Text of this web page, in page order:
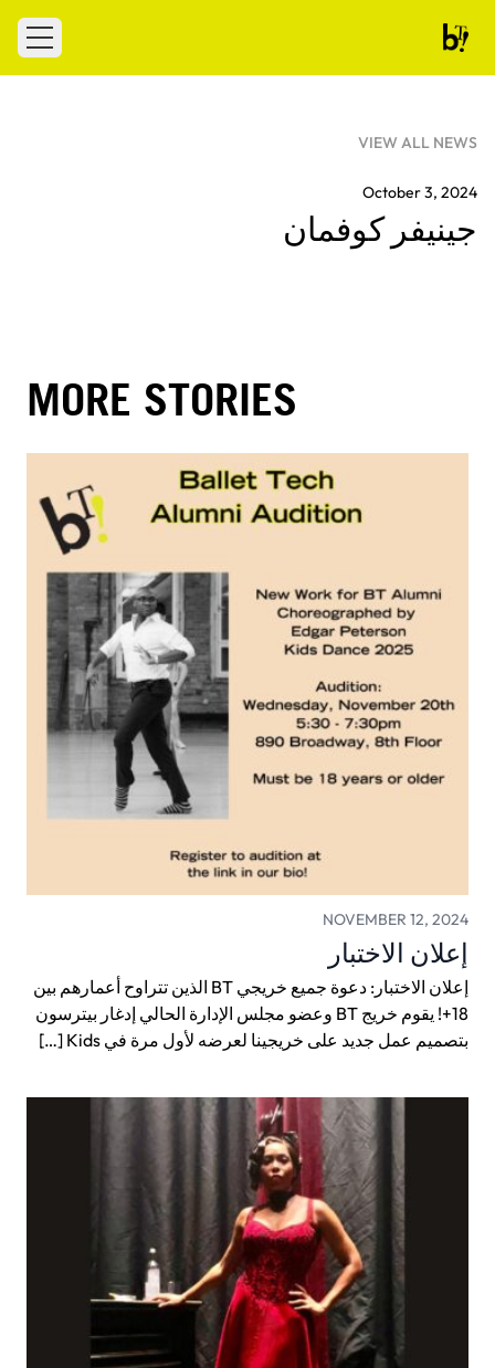
Ballet Tech
VIEW ALL NEWS
October 3, 2024
جينيفر كوفمان
MORE STORIES
NOVEMBER 12, 2024
إعلان الاختبار
إعلان الاختبار: دعوة جميع خريجي BT الذين تتراوح أعمارهم بين
18+! يقوم خريج BT وعضو مجلس الإدارة الحالي إدغار بيترسون
بتصميم عمل جديد على خريجينا لعرضه لأول مرة في Kids […]